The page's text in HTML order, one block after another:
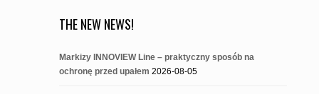
THE NEW NEWS!
Markizy INNOVIEW Line – praktyczny sposób na
ochronę przed upałem 2026-08-05